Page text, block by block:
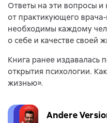
Ответы на эти вопросы
от практикующего
необходимы каждому
о себе и качестве своей
Книга ранее издавалась
открытия психологии.
жизнью».
Andere